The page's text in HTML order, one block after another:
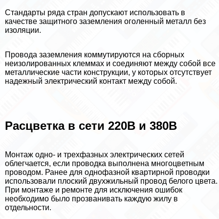
Стандарты ряда стран допускают использовать в
качестве защитного заземления оголенный металл без
изоляции.
Провода заземления коммутируются на сборных
неизолированных клеммах и соединяют между собой все
металлические части конструкции, у которых отсутствует
надежный электрический контакт между собой.
Расцветка в сети 220В и 380В
Монтаж одно- и трехфазных электрических сетей
облегчается, если проводка выполнена многоцветным
проводом. Ранее для однофазной квартирной проводки
использовали плоский двухжильный провод белого цвета.
При монтаже и ремонте для исключения ошибок
необходимо было прозванивать каждую жилу в
отдельности.